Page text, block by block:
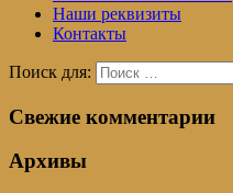
Наши реквизиты
Контакты
Поиск для:
Свежие комментарии
Архивы